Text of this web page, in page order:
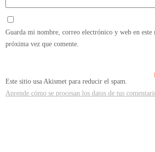
Guarda mi nombre, correo electrónico y web en este
próxima vez que comente.
Este sitio usa Akismet para reducir el spam.
Aprende cómo se procesan los datos de tus